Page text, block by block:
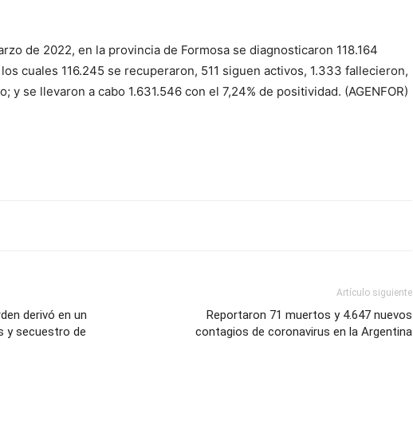
ve…
de 2022, en la provincia de Formosa se diagnosticaron 118.164
cuales 116.245 se recuperaron, 511 siguen activos, 1.333 fallecieron,
y se llevaron a cabo 1.631.546 con el 7,24% de positividad. (AGENFOR)
derivó en un
y secuestro de
Artículo siguiente
Reportaron 71 muertos y 4.647 nuevos
contagios de coronavirus en la Argentina